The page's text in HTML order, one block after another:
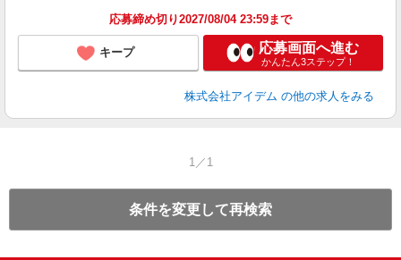
応募締め切り2027/08/04 23:59まで
キープ 応募画面へ進む
かんたん3ステップ！
株式会社アイデム の他の求人をみる
1／1
条件を変更して再検索